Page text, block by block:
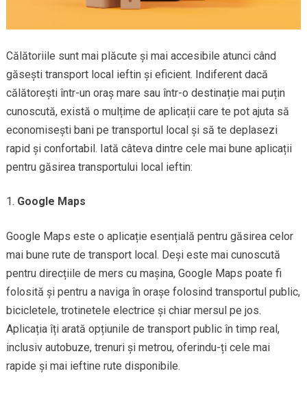
Călătoriile sunt mai plăcute și mai accesibile atunci când
găsești transport local ieftin și eficient. Indiferent dacă
călătorești într-un oraș mare sau într-o destinație mai puțin
cunoscută, există o mulțime de aplicații care te pot ajuta să
economisești bani pe transportul local și să te deplasezi
rapid și confortabil. Iată câteva dintre cele mai bune aplicații
pentru găsirea transportului local ieftin:
Google Maps
Google Maps este o aplicație esențială pentru găsirea celor
mai bune rute de transport local. Deși este mai cunoscută
pentru direcțiile de mers cu mașina, Google Maps poate fi
folosită și pentru a naviga în orașe folosind transportul public,
bicicletele, trotinetele electrice și chiar mersul pe jos.
Aplicația îți arată opțiunile de transport public în timp real,
inclusiv autobuze, trenuri și metrou, oferindu-ți cele mai
rapide și mai ieftine rute disponibile.